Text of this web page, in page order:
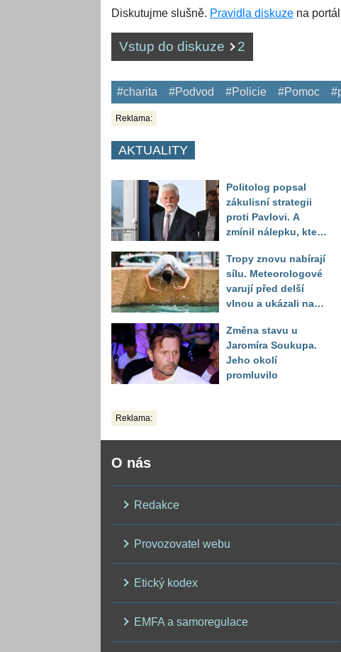
Diskutujme slušně. Pravidla diskuze na
Vstup do diskuze 2
#charita #Podvod #Policie #Pomoc
Reklama:
AKTUALITY
Politolog popsal
zákulisní strategii
proti Pavlovi. A
zmínil nálepku, která
volbou uškodit
Tropy znovu nabírají
sílu. Meteorologové
varují před delší
vlnou a ukázali na
bude nejhorší
Změna stavu u
Jaromíra Soukupa.
Jeho okolí
promluvilo
Reklama:
O nás
Redakce
Provozovatel webu
Etický kodex
EMFA a samoregulace